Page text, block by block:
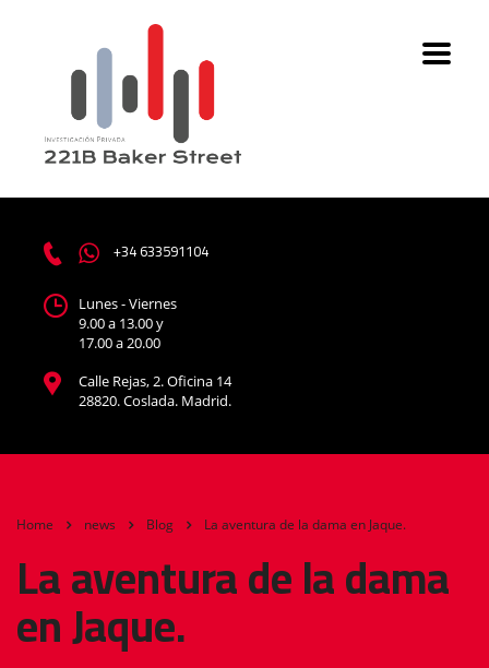
+34 633591104
Lunes - Viernes
9.00 a 13.00 y
17.00 a 20.00
Calle Rejas, 2. Oficina 14
28820. Coslada. Madrid.
Home news Blog La aventura de la dama en Jaque.
La aventura de la dama
en Jaque.